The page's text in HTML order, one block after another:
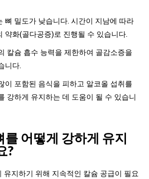
뼈 밀도가 낮습니다. 시간이 지남에 따라
약화(골다공증)로 진행될 수 있습니다.
칼슘 흡수 능력을 제한하여 골감소증을
니다.
이 포함된 음식을 피하고 알코올 섭취를
강하게 유지하는 데 도움이 될 수 있습니
를 어떻게 강하게 유지
?
유지하기 위해 지속적인 칼슘 공급이 필요